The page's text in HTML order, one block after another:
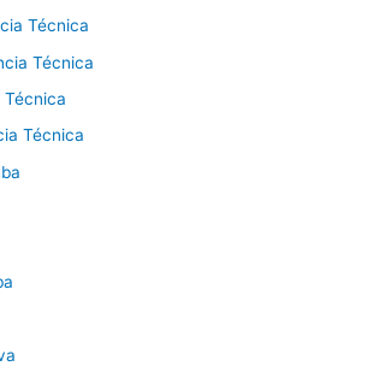
Técnica
Técnica
Técnica
Técnica